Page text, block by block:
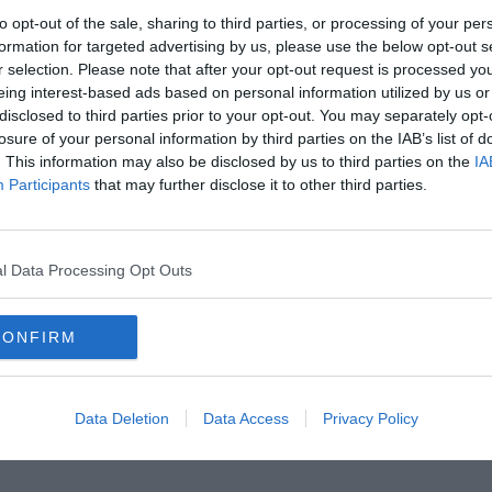
opt-out of the sale, sharing to third parties, or processing of your
for targeted advertising by us, please use the below opt-out
selection. Please note that after your opt-out request is processed
interest-based ads based on personal information utilized by us
to third parties prior to your opt-out. You may separately
of your personal information by third parties on the IAB’s list of
This information may also be disclosed by us to third parties on the
Participants that may further disclose it to other third parties.
Data Processing Opt Outs
Data Deletion Data Access Privacy Policy
lasciati dal predatore durante i suoi spostamenti.
successivi alla caduta di neve fresca, in particolare, è
del lupo. Nel caso degli escrementi è prevista la raccolta di
ad Ispra per l'analisi genetica.
iscriviti alla
nella tua casella di posta.
di stenti